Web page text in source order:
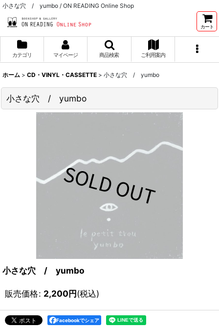
小さな穴 / yumbo / ON READING Online Shop
カート
カテゴリ マイページ 商品検索 ご利用案内
ホーム > CD・VINYL・CASSETTE > 小さな穴 / yumbo
小さな穴 / yumbo
小さな穴 / yumbo
販売価格: 2,200円(税込)
Facebookでシェア